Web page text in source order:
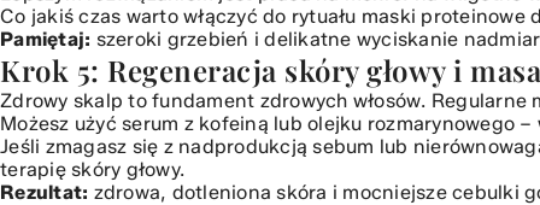
Co jakiś czas warto włączyć do rytuału maski proteinowe
Pamiętaj: szeroki grzebień i delikatne wyciskanie
Krok 5: Regeneracja skóry głowy i
Zdrowy skalp to fundament zdrowych włosów.
Możesz użyć serum z kofeiną lub olejku rozmarynowego
Jeśli zmagasz się z nadprodukcją sebum lub
terapię skóry głowy.
Rezultat: zdrowa, dotleniona skóra i mocniejsze cebulki